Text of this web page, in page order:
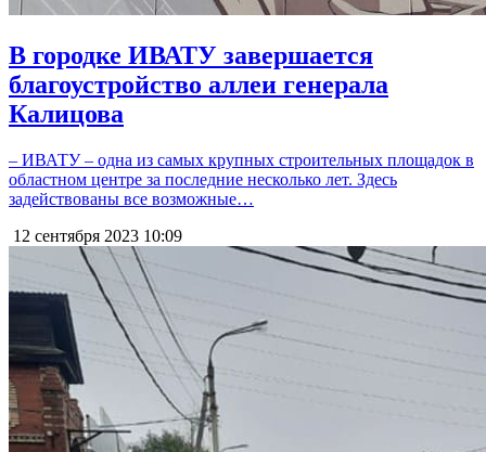
В городке ИВАТУ завершается
благоустройство аллеи генерала
Калицова
– ИВАТУ – одна из самых крупных строительных площадок в
областном центре за последние несколько лет. Здесь
задействованы все возможные…
12 сентября 2023 10:09